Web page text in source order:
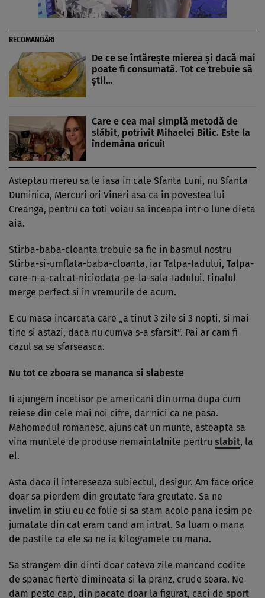
RECOMANDĂRI
De ce se întărește mierea și dacă mai
poate fi consumată. Tot ce trebuie să
știi…
Care e cea mai simplă metodă de
slăbit, potrivit Mihaelei Bilic. Este la
îndemâna oricui!
Asteptau mereu sa le iasa in cale Sfanta Luni, nu Sfanta
Du­minica, Mercuri ori Vineri asa ca in po­vestea lui
Creanga, pentru ca toti voiau sa inceapa intr-o lune dieta
aia.
Stirba-baba-cloanta trebuie sa fie in basmul nostru
Stirba-si-umflata-baba-cloanta, iar Talpa-Iadului, Talpa-
care-n-a-calcat-nicio­data-pe-la-sala-Iadului. Finalul
merge perfect si in vremurile de acum.
E cu masa incarcata care „a tinut 3 zile si 3 nopti, si mai
tine si astazi, daca nu cumva s-a sfarsit”. Pai ar cam fi
cazul sa se sfarseasca.
Nu tot ce zboara se mananca si slabeste
Ii ajungem incetisor pe americani din urma dupa cum
reiese din cele mai noi cifre, dar nici ca ne pasa.
Mahomedul romanesc, ajuns cat un munte, asteapta sa
vina muntele de produse nemain­tal­nite pentru slabit, la
el.
Asta daca il in­tereseaza subiectul, desigur. Am face orice
doar sa pierdem din greutate fara greutate. Sa ne
invelim in stiu eu ce folie si sa stam acolo pana iesim pe
jumatate din cat eram cand am intrat. Sa luam o mana
de pastile ca ele sa ne ia kilogra­mele cu mana.
Sa strangem din dinti doar cateva zile mancand codite
de spa­nac fierte dimineata si la pranz, crude seara. Ne
dam peste cap, din pacate doar la figurat, caci de sport